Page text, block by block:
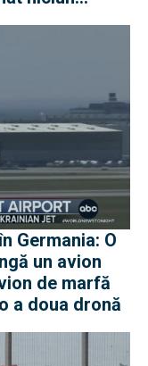
Germania: O
un avion
de marfă
a doua dronă